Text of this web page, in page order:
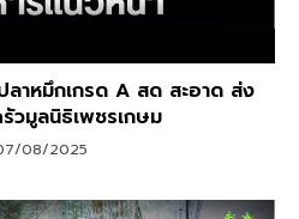
าหมึกเกรด A สด สะอาด ส่ง
วมูลนิธิเพชรเกษม
08/2025